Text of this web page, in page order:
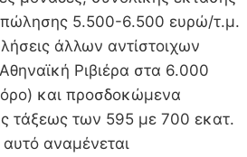
πώλησης 5.500-6.500 ευρώ/τ.μ.
άλλων αντίστοιχων
Ριβιέρα στα 6.000
και προσδοκώμενα
τάξεως των 595 με 700 εκατ.
αναμένεται